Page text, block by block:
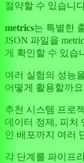
절약할 수 있습니
metrics는 특별한
JSON 파일을
게 확인할 수 있습
여러 실험의 성능
어떻게 활용할까요
추천 시스템 프로
데이터 정제, 피처
인 배포까지 여러
각 단계를 파이프